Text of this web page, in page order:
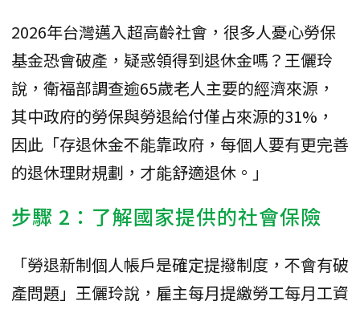
2026年台灣邁入超高齡社會，很多人憂心勞保
基金恐會破產，疑惑領得到退休金嗎？王儷玲
說，衛福部調查逾65歲老人主要的經濟來源，
其中政府的勞保與勞退給付僅占來源的31%，
因此「存退休金不能靠政府，每個人要有更完善
的退休理財規劃，才能舒適退休。」
步驟 2：了解國家提供的社會保險
「勞退新制個人帳戶是確定提撥制度，不會有破
產問題」王儷玲說，雇主每月提繳勞工每月工資